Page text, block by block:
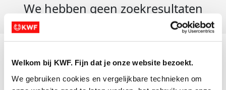
Welkom bij KWF. Fijn dat je onze website bezoekt.
We gebruiken cookies en vergelijkbare technieken om
We hebben geen zoekresultaten
Actiematerialen
Evenementen